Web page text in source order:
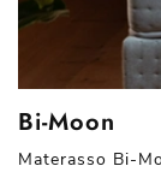
Bi-Moon
Materasso Bi-